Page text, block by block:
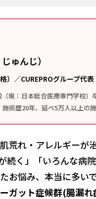
ゅんじ）
）／CUREPROグループ代表
現：日本総合医療専門学校
施術歴20年、延べ5万人以上
荒れ・アレルギー
続く」「いろんな病
悩み、本当に多い
ーガット症候群(腸漏